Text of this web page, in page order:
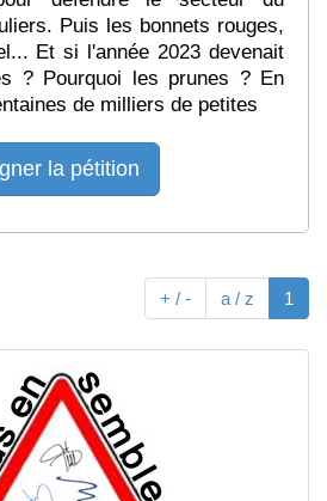
Puis les bonnets rouges,
Et si l'année 2023 devenait
? Pourquoi les prunes ? En
de milliers de petites
la pétition
+ / - a / z 1